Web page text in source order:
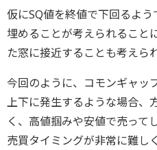
仮にSQ値を終値で下回るよ
埋めることが考えられること
た窓に接近することも考えら
今回のように、コモンギャッ
上下に発生するような場合、
く、高値掴みや安値で売って
売買タイミングが非常に難し